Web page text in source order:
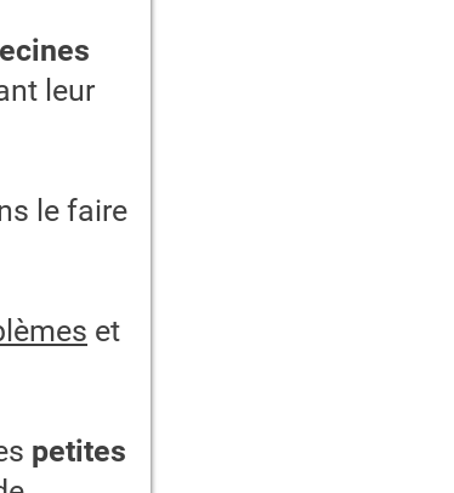
leur
le faire
et
petites